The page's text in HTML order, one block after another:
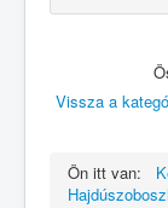
Vissza a
Ön itt van: